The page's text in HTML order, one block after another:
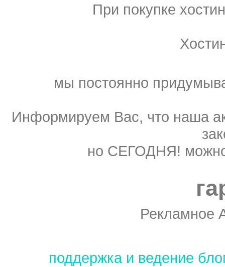
При покупке
мы постоянно
Информируем Вас, что наша
но СЕГОДНЯ!
Рекламное
поддержка и ведение